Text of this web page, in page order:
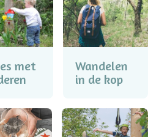
met
Wandelen
in de kop